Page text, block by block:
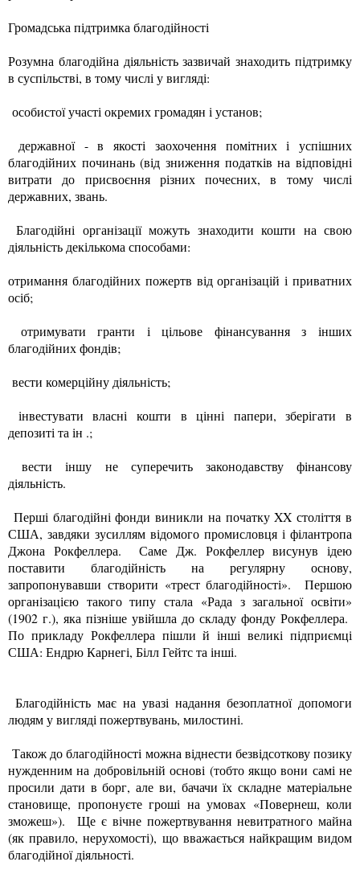
Громадська підтримка благодійності
Розумна благодійна діяльність зазвичай знаходить підтримку
в суспільстві, в тому числі у вигляді:
особистої участі окремих громадян і установ;
державної - в якості заохочення помітних і успішних
благодійних починань (від зниження податків на відповідні
витрати до присвоєння різних почесних, в тому числі
державних, звань.
Благодійні організації можуть знаходити кошти на свою
діяльність декількома способами:
отримання благодійних пожертв від організацій і приватних
осіб;
отримувати гранти і цільове фінансування з інших
благодійних фондів;
вести комерційну діяльність;
інвестувати власні кошти в цінні папери, зберігати в
депозиті та ін .;
вести іншу не суперечить законодавству фінансову
діяльність.
Перші благодійні фонди виникли на початку XX століття в
США, завдяки зусиллям відомого промисловця і філантропа
Джона Рокфеллера. Саме Дж. Рокфеллер висунув ідею
поставити благодійність на регулярну основу,
запропонувавши створити «трест благодійності». Першою
організацією такого типу стала «Рада з загальної освіти»
(1902 г.), яка пізніше увійшла до складу фонду Рокфеллера.
По прикладу Рокфеллера пішли й інші великі підприємці
США: Ендрю Карнегі, Білл Гейтс та інші.
Благодійність має на увазі надання безоплатної допомоги
людям у вигляді пожертвувань, милостині.
Також до благодійності можна віднести безвідсоткову позику
нужденним на добровільній основі (тобто якщо вони самі не
просили дати в борг, але ви, бачачи їх складне матеріальне
становище, пропонуєте гроші на умовах «Повернеш, коли
зможеш»). Ще є вічне пожертвування невитратного майна
(як правило, нерухомості), що вважається найкращим видом
благодійної діяльності.